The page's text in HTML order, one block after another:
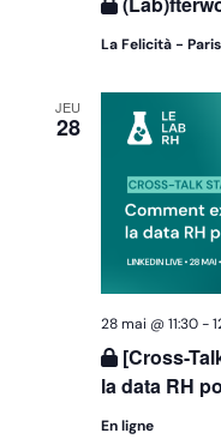
La Felicità - Paris
JEU
28
[Cross-
la data RH
28 mai @ 11:30-
En ligne